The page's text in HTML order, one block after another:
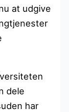
at udgive
dele
har